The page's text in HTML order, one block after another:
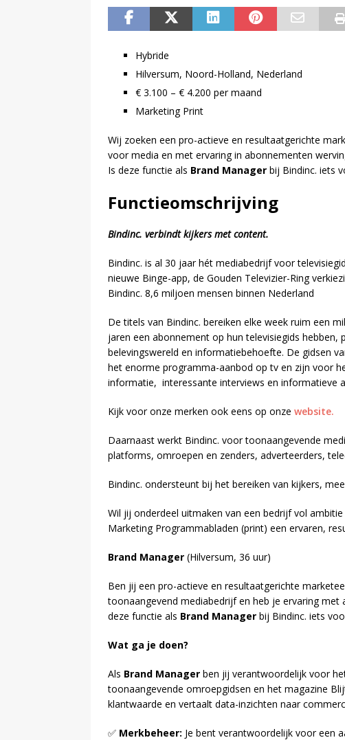
Hybride
Hilversum, Noord-Holland, Nederland
€ 3.100 – € 4.200 per maand
Marketing Print
Wij zoeken een pro-actieve en resultaatgerichte
voor media en met ervaring in abonnementen
Is deze functie als Brand Manager bij Bindinc. iets
Functieomschrijving
Bindinc. verbindt kijkers met content.
Bindinc. is al 30 jaar hét mediabedrijf voor
nieuwe Binge-app, de Gouden Televizier-Ring
Bindinc. 8,6 miljoen mensen binnen Nederland
De titels van Bindinc. bereiken elke week ruim een
jaren een abonnement op hun televisiegids hebben,
belevingswereld en informatiebehoefte. De gidsen
het enorme programma-aanbod op tv en zijn voor
informatie, interessante interviews en informatieve
Kijk voor onze merken ook eens op onze website.
Daarnaast werkt Bindinc. voor toonaangevende
platforms, omroepen en zenders, adverteerders,
Bindinc. ondersteunt bij het bereiken van kijkers,
Wil jij onderdeel uitmaken van een bedrijf vol
Marketing Programmabladen (print) een ervaren,
Brand Manager (Hilversum, 36 uur)
Ben jij een pro-actieve en resultaatgerichte
toonaangevend mediabedrijf en heb je ervaring met
deze functie als Brand Manager bij Bindinc. iets
Wat ga je doen?
Als Brand Manager ben jij verantwoordelijk voor
toonaangevende omroepgidsen en het magazine
klantwaarde en vertaalt data-inzichten naar
✅ Merkbeheer: Je bent verantwoordelijk voor een